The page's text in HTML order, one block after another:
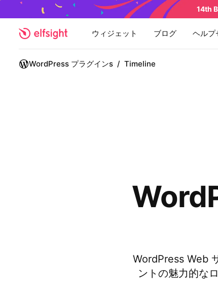
14th
ウィジェット ブログ ヘルプ
WordPress プラグインs / Timeline
WordPress Web
ントの魅力的な